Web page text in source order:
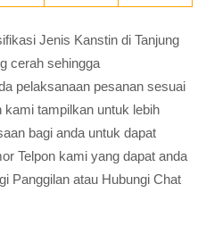
Jenis Kanstin di Tanjung
cerah sehingga
pelaksanaan pesanan sesuai
kami tampilkan untuk lebih
bagi anda untuk dapat
Telpon kami yang dapat anda
Panggilan atau Hubungi Chat